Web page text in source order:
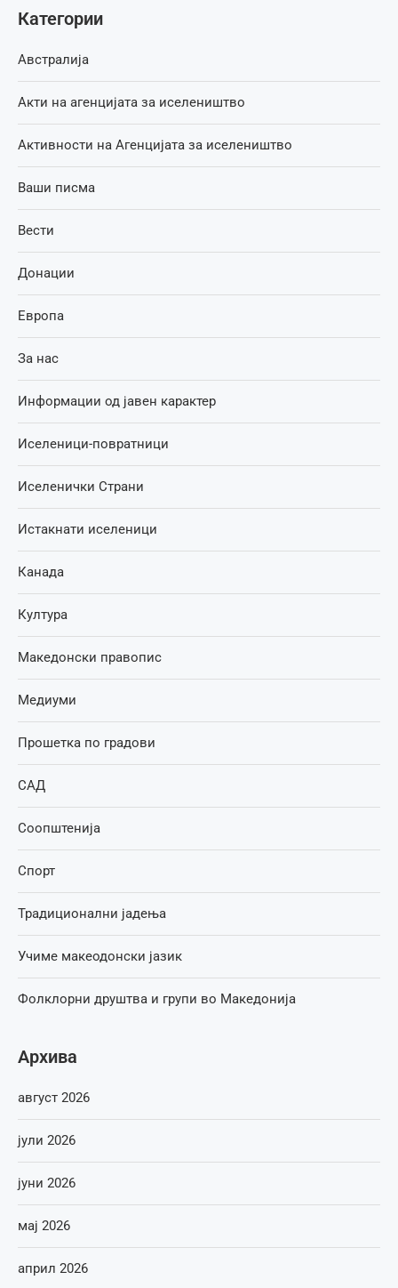
Категории
Австралија
Акти на агенцијата за иселеништво
Активности на Агенцијата за иселеништво
Ваши писма
Вести
Донации
Европа
За нас
Информации од јавен карактер
Иселеници-повратници
Иселенички Страни
Истакнати иселеници
Канада
Култура
Македонски правопис
Медиуми
Прошетка по градови
САД
Соопштенија
Спорт
Традиционални јадења
Учиме макеодонски јазик
Фолклорни друштва и групи во Македонија
Архива
август 2026
јули 2026
јуни 2026
мај 2026
април 2026